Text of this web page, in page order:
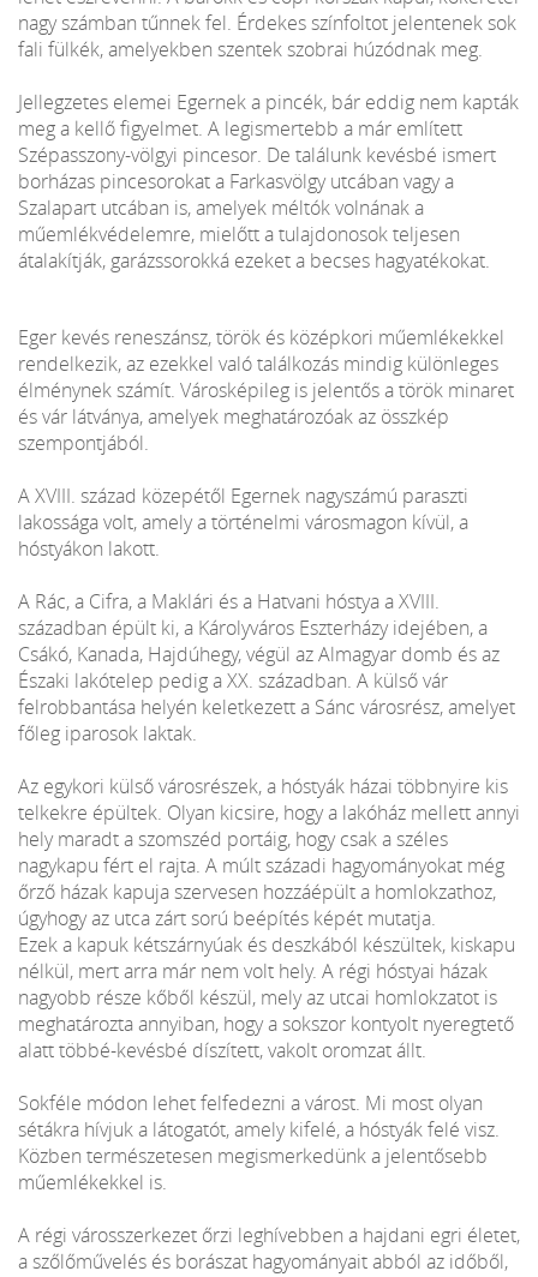
nagy számban tűnnek fel. Érdekes színfoltot jelentenek sok
fali fülkék, amelyekben szentek szobrai húzódnak meg.
Jellegzetes elemei Egernek a pincék, bár eddig nem kapták
meg a kellő figyelmet. A legismertebb a már említett
Szépasszony-völgyi pincesor. De találunk kevésbé ismert
borházas pincesorokat a Farkasvölgy utcában vagy a
Szalapart utcában is, amelyek méltók volnának a
műemlékvédelemre, mielőtt a tulajdonosok teljesen
átalakítják, garázssorokká ezeket a becses hagyatékokat.
Eger kevés reneszánsz, török és középkori műemlékekkel
rendelkezik, az ezekkel való találkozás mindig különleges
élménynek számít. Városképileg is jelentős a török minaret
és vár látványa, amelyek meghatározóak az összkép
szempontjából.
A XVIII. század közepétől Egernek nagyszámú paraszti
lakossága volt, amely a történelmi városmagon kívül, a
hóstyákon lakott.
A Rác, a Cifra, a Maklári és a Hatvani hóstya a XVIII.
században épült ki, a Károlyváros Eszterházy idejében, a
Csákó, Kanada, Hajdúhegy, végül az Almagyar domb és az
Északi lakótelep pedig a XX. században. A külső vár
felrobbantása helyén keletkezett a Sánc városrész, amelyet
főleg iparosok laktak.
Az egykori külső városrészek, a hóstyák házai többnyire kis
telkekre épültek. Olyan kicsire, hogy a lakóház mellett annyi
hely maradt a szomszéd portáig, hogy csak a széles
nagykapu fért el rajta. A múlt századi hagyományokat még
őrző házak kapuja szervesen hozzáépült a homlokzathoz,
úgyhogy az utca zárt sorú beépítés képét mutatja.
Ezek a kapuk kétszárnyúak és deszkából készültek, kiskapu
nélkül, mert arra már nem volt hely. A régi hóstyai házak
nagyobb része kőből készül, mely az utcai homlokzatot is
meghatározta annyiban, hogy a sokszor kontyolt nyeregtető
alatt többé-kevésbé díszített, vakolt oromzat állt.
Sokféle módon lehet felfedezni a várost. Mi most olyan
sétákra hívjuk a látogatót, amely kifelé, a hóstyák felé visz.
Közben természetesen megismerkedünk a jelentősebb
műemlékekkel is.
A régi városszerkezet őrzi leghívebben a hajdani egri életet,
a szőlőművelés és borászat hagyományait abból az időből,